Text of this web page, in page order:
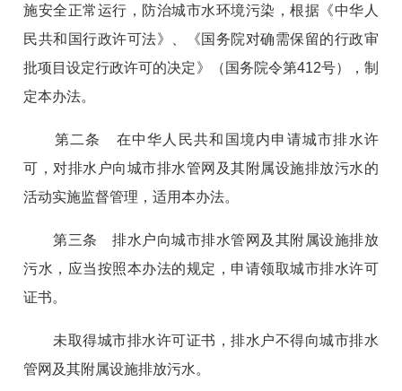
施安全正常运行，防治城市水环境污染，根据《中华人
民共和国行政许可法》、《国务院对确需保留的行政审
批项目设定行政许可的决定》（国务院令第412号），制
定本办法。
第二条 在中华人民共和国境内申请城市排水许
可，对排水户向城市排水管网及其附属设施排放污水的
活动实施监督管理，适用本办法。
第三条 排水户向城市排水管网及其附属设施排放
污水，应当按照本办法的规定，申请领取城市排水许可
证书。
未取得城市排水许可证书，排水户不得向城市排水
管网及其附属设施排放污水。